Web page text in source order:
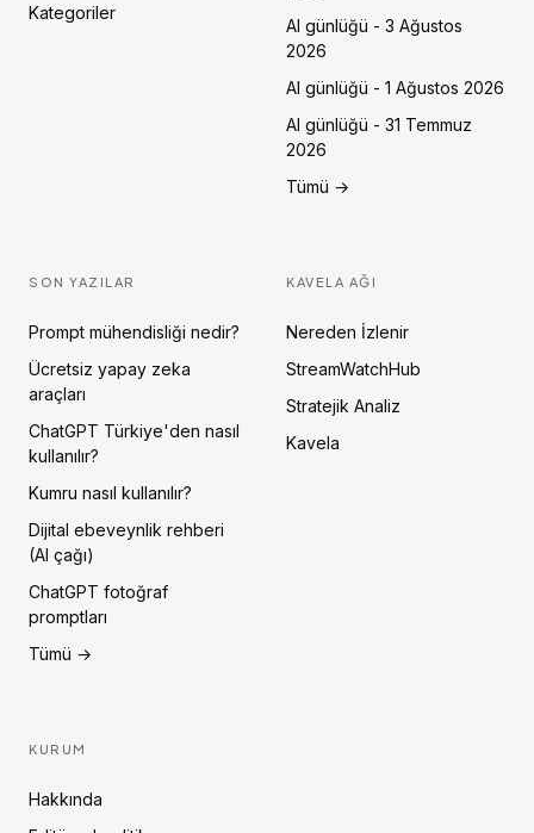
Kategoriler
AI günlüğü - 3 Ağustos
2026
AI günlüğü - 1 Ağustos 2026
AI günlüğü - 31 Temmuz
2026
Tümü →
SON YAZILAR
Prompt mühendisliği nedir?
Ücretsiz yapay zeka
araçları
ChatGPT Türkiye'den nasıl
kullanılır?
Kumru nasıl kullanılır?
Dijital ebeveynlik rehberi
(AI çağı)
ChatGPT fotoğraf
promptları
Tümü →
KAVELA AĞI
Nereden İzlenir
StreamWatchHub
Stratejik Analiz
Kavela
KURUM
Hakkında